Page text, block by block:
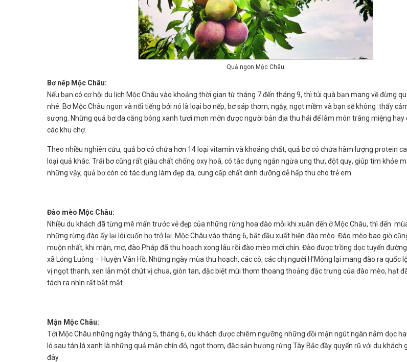
Quả ngon Mộc Châu
Bơ nếp Mộc Châu:
Nếu bạn có cơ hội du lịch Mộc Châu vào khoảng thời gian từ tháng 7 đến tháng 9, thì túi quà bạn mang về đừng
nhé. Bơ Mộc Châu ngon và nổi tiếng bởi nó là loại bơ nếp, bơ sáp thơm, ngậy, ngọt mềm và bạn sẽ không thấy
sượng. Những quả bơ da căng bóng xanh tươi mơn mởn được người bản địa thu hái để làm món tráng miệng hay
các khu chợ.
Theo nhiều nghiên cứu, quả bơ có chứa hơn 14 loại vitamin và khoáng chất, quả bơ có chứa hàm lượng protein
loại quả khác. Trái bơ cũng rất giàu chất chống oxy hoá, có tác dụng ngăn ngừa ung thư, đột quỵ, giúp tim khỏe
những vậy, quả bơ còn có tác dụng làm đẹp da, cung cấp chất dinh dưỡng dễ hấp thu cho trẻ em.
Đào mèo Mộc Châu:
Nhiều du khách đã từng mê mẩn trước vẻ đẹp của những rừng hoa đào mỗi khi xuân đến ở Mộc Châu, thì đến
những rừng đào ấy lại lôi cuốn họ trở lại. Mộc Châu vào tháng 6, bắt đầu xuất hiện đào mèo. Đào mèo bao giờ
muộn nhất, khi mận, mơ, đào Pháp đã thu hoạch xong lâu rồi đào mèo mới chín. Đào được trồng dọc tuyến
xã Lóng Luông – Huyện Vân Hồ. Những ngày mùa thu hoạch, các cô, các chị người H’Mông lại mang đào ra quốc
vị ngọt thanh, xen lẫn một chút vị chua, giòn tan, đặc biệt mùi thơm thoang thoảng đặc trưng của đào mèo, hạt
tách ra nhìn rất bắt mắt.
Mận Mộc Châu:
Tới Mộc Châu những ngày tháng 5, tháng 6, du khách được chiêm ngưỡng những đồi mận ngút ngàn nằm dọc
ló sau tán lá xanh là những quả mận chín đỏ, ngọt thơm, đặc sản hương rừng Tây Bắc đầy quyến rũ với du khách
đây.